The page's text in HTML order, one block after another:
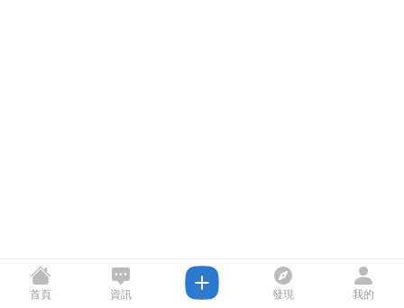
首頁 資訊 發現 我的